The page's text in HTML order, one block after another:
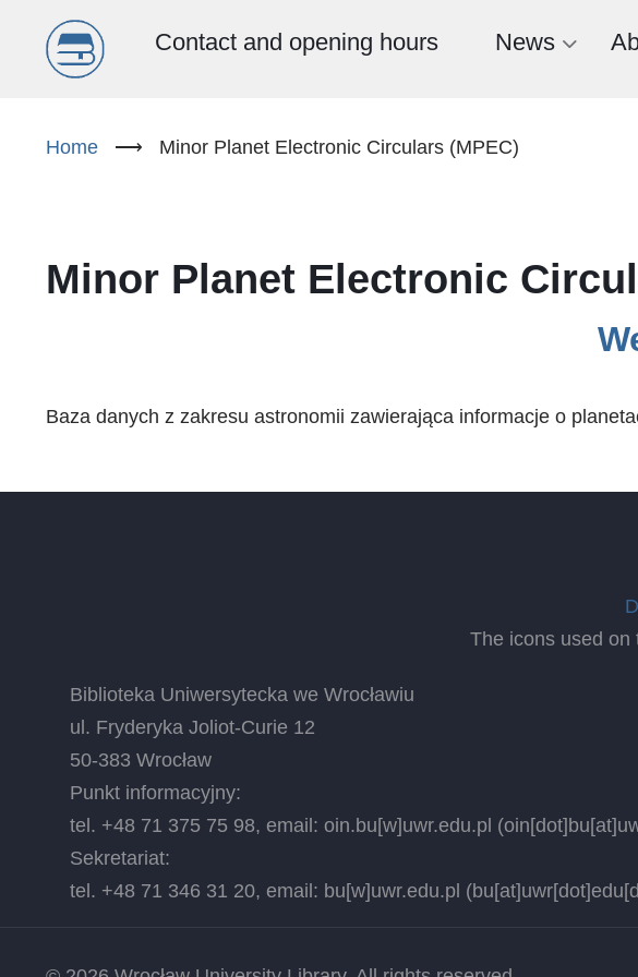
Menu
(EN)
Contact and opening hours News
Home ⟶ Minor Planet Electronic Circulars (MPEC)
Minor Planet Electronic
Baza danych z zakresu astronomii zawierająca informacje o
The icons used on
Biblioteka Uniwersytecka we Wrocławiu
ul. Fryderyka Joliot-Curie 12
50-383 Wrocław
Punkt informacyjny:
tel. +48 71 375 75 98, email: oin.bu [w] uwr.edu.pl
Sekretariat:
tel. +48 71 346 31 20, email: bu [w] uwr.edu.pl